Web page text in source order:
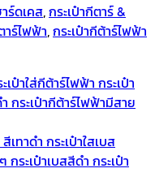
ร์ดเคส,กระเป๋ากีตาร์ &
าร์ไฟฟ้า,กระเป๋ากีต้าร์ไฟฟ้า